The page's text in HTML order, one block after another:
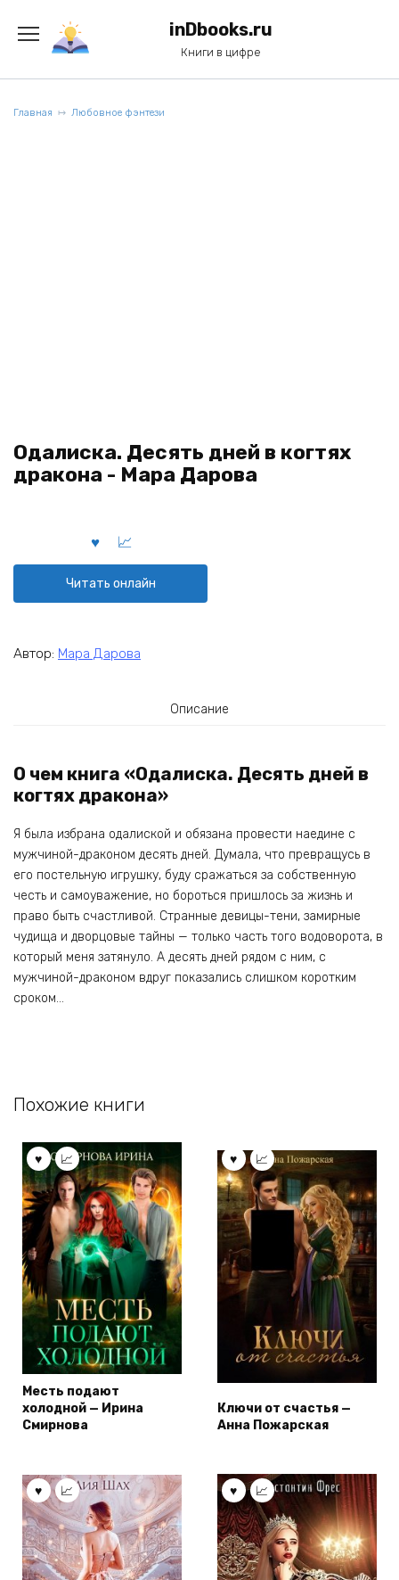
содержанию
inDbooks.ru
Книги в цифре
Главная Любовное фэнтези
Одалиска. Десять дней в когтях
дракона - Мара Дарова
Читать онлайн
Автор: Мара Дарова
Описание
О чем книга «Одалиска. Десять дней в
когтях дракона»
Я была избрана одалиской и обязана провести наедине с
мужчиной-драконом десять дней. Думала, что превращусь в
его постельную игрушку, буду сражаться за собственную
честь и самоуважение, но бороться пришлось за жизнь и
право быть счастливой. Странные девицы-тени, замирные
чудища и дворцовые тайны — только часть того водоворота, в
который меня затянуло. А десять дней рядом с ним, с
мужчиной-драконом вдруг показались слишком коротким
сроком…
Похожие книги
Месть подают
холодной — Ирина
Смирнова
Ключи от счастья —
Анна Пожарская